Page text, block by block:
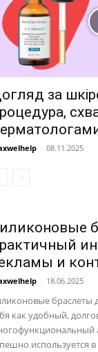
за
- 08.11.2025
и
- 18.06.2025
браслеты
как удобный,
используется